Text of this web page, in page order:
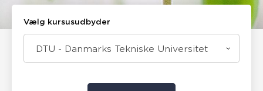
Vælg kursusudbyder
DTU - Danmarks Tekniske Universitet